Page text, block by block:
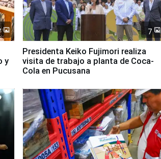
y
7
Presidenta Keiko Fujimori realiza
visita de trabajo a planta de Coca-
Cola en Pucusana